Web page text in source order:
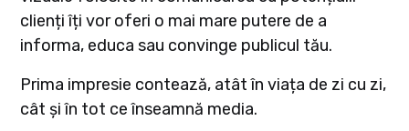
clienți îți vor oferi o mai mare putere de a
informa, educa sau convinge publicul tău.
Prima impresie contează, atât în viața de zi cu zi,
cât și în tot ce înseamnă media.